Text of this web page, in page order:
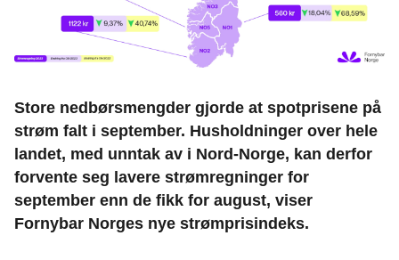
Store nedbørsmengder gjorde at spotprisene på
strøm falt i september. Husholdninger over hele
landet, med unntak av i Nord-Norge, kan derfor
forvente seg lavere strømregninger for
september enn de fikk for august, viser
Fornybar Norges nye strømprisindeks.